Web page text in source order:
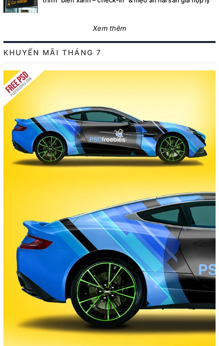
Xem thêm
KHUYẾN MÃI THÁNG 7